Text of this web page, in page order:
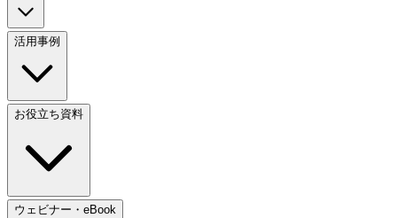
活用事例
お役立ち資料
ウェビナー・eBook